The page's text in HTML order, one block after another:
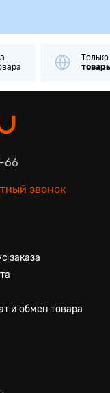
Только
66
звонок
заказа
и обмен товара